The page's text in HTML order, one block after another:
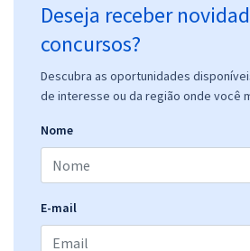
Deseja receber
concursos?
Descubra as oportunidades
de interesse ou da região onde você
Nome
E-mail